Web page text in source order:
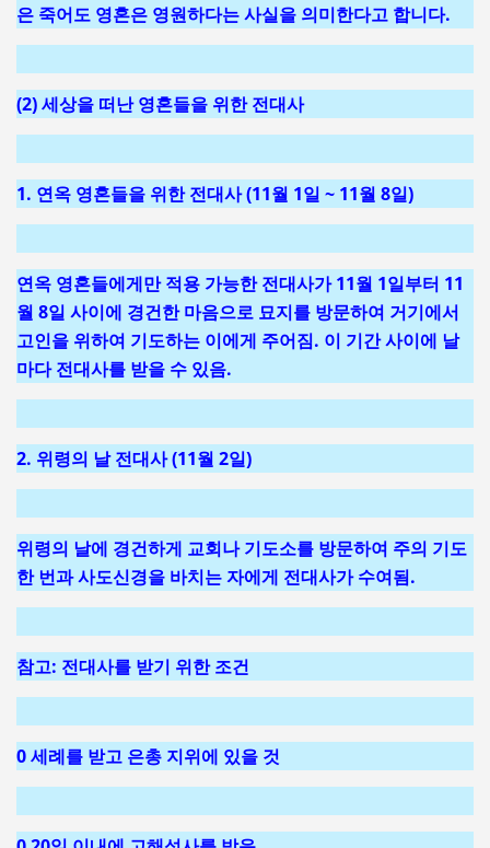
은 죽어도 영혼은 영원하다는 사실을 의미한다고 합니다.
(2) 세상을 떠난 영혼들을 위한 전대사
1. 연옥 영혼들을 위한 전대사 (11월 1일 ~ 11월 8일)
연옥 영혼들에게만 적용 가능한 전대사가 11월 1일부터 11
월 8일 사이에 경건한 마음으로 묘지를 방문하여 거기에서
고인을 위하여 기도하는 이에게 주어짐. 이 기간 사이에 날
마다 전대사를 받을 수 있음.
2. 위령의 날 전대사 (11월 2일)
위령의 날에 경건하게 교회나 기도소를 방문하여 주의 기도
한 번과 사도신경을 바치는 자에게 전대사가 수여됨.
참고: 전대사를 받기 위한 조건
0 세례를 받고 은총 지위에 있을 것